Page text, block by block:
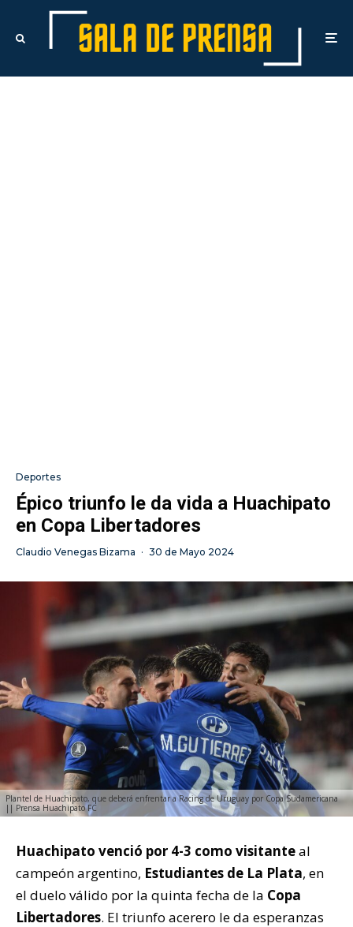
Deportes
Épico triunfo le da vida a Huachipato
en Copa Libertadores
Claudio Venegas Bizama · 30 de Mayo 2024
Plantel de Huachipato, que deberá enfrentar a Racing de Uruguay por Copa Sudamericana
|| Prensa Huachipato FC
Huachipato venció por 4-3 como visitanteal
campeón argentino, Estudiantes de La Plata, en
el duelo válido por la quinta fecha de la Copa
Libertadores. El triunfo acerero le da esperanzas